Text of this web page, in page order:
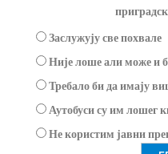
Заслужују све похвале
Није лоше али може и
Требало би да имају
Аутобуси су им лошег
Не користим јавни